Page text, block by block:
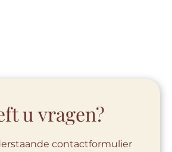
u vragen?
contactformulier